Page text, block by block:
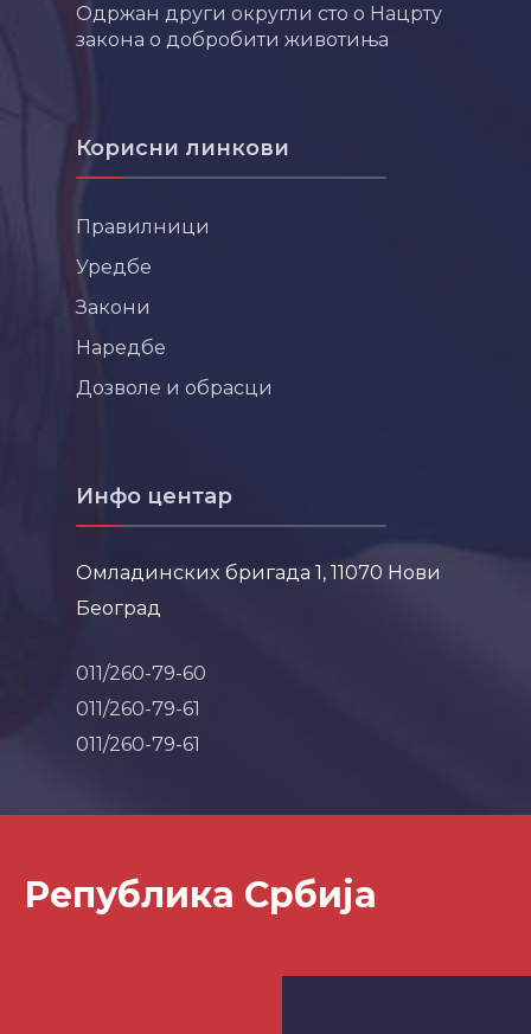
Одржан други округли сто о Нацрту
закона о добробити животиња
Корисни линкови
Правилници
Уредбе
Закони
Наредбе
Дозволе и обрасци
Инфо центар
Омладинских бригада 1, 11070 Нови
Београд
011/260-79-60
011/260-79-61
011/260-79-61
Република Србија